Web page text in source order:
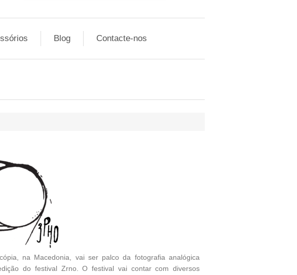
Blog Contacte-nos
na Macedonia, vai ser palco da fotografia analógica
do festival Zrno. O festival vai contar com diversos